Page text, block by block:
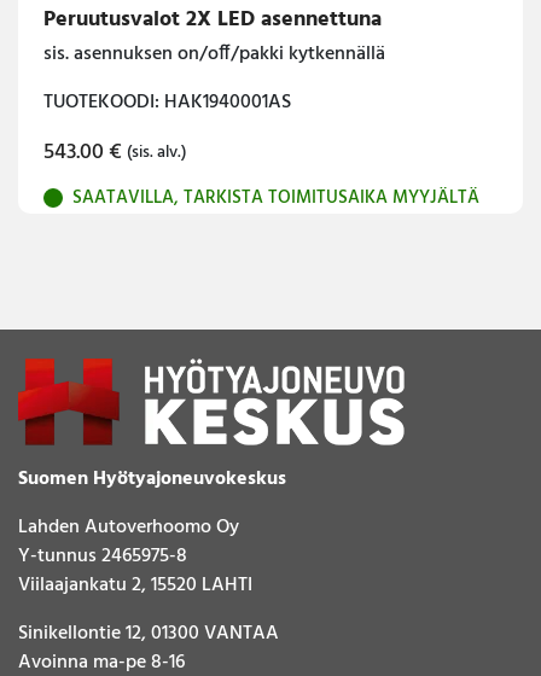
Peruutusvalot 2X LED asennettuna
sis. asennuksen on/off/pakki kytkennällä
TUOTEKOODI: HAK1940001AS
543.00€ (sis. alv.)
SAATAVILLA, TARKISTA TOIMITUSAIKA MYYJÄLTÄ
Suomen Hyötyajoneuvokeskus
Lahden Autoverhoomo Oy
Y-tunnus 2465975-8
Viilaajankatu 2, 15520 LAHTI
Sinikellontie 12, 01300 VANTAA
Avoinna ma-pe 8-16